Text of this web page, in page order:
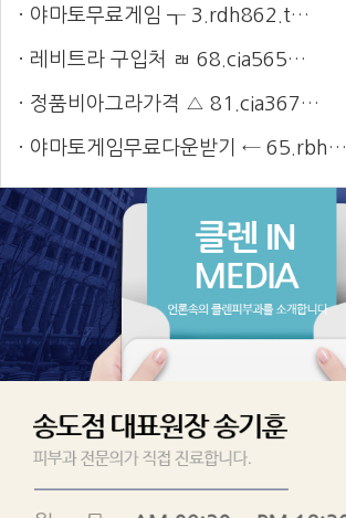
야마토무료게임 ┱ 3.rdh862.t…
레비트라 구입처 ㄼ 68.cia565…
정품비아그라가격 △ 81.cia367…
야마토게임무료다운받기 ← 65.rbh…